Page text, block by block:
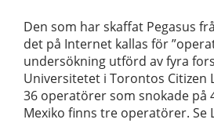
Den som har skaffat Pegasus
det på Internet kallas för
undersökning utförd av fyra
Universitetet i Torontos Citizen
36 operatörer som snokade på
Mexiko finns tre operatörer. Se